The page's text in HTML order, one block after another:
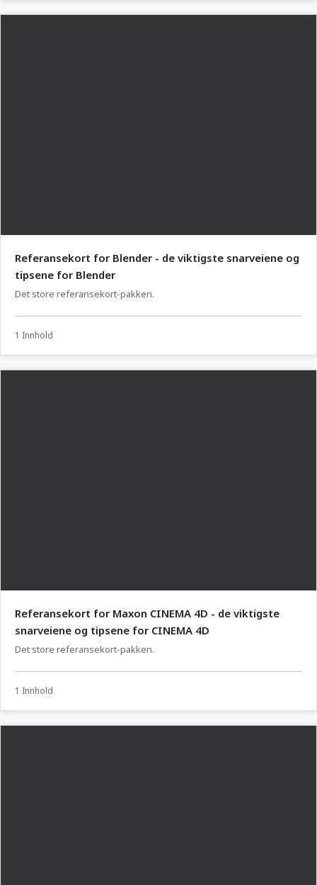
Referansekort for Blender - de viktigste snarveiene og
tipsene for Blender
Det store referansekort-pakken.
1 Innhold
Referansekort for Maxon CINEMA 4D - de viktigste
snarveiene og tipsene for CINEMA 4D
Det store referansekort-pakken.
1 Innhold